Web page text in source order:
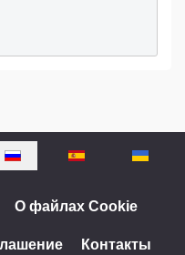
О файлах Cookie
Контакты